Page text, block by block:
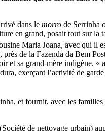
dans le morro de Serrinha
en grand, posait tout sur la
Maria Joana, avec qui il
de la Fazenda da Bem
et sa grand-mère indigène, «
exerçant l’activité de garde
et fournit, avec les
(Société de nettoyage urbain)